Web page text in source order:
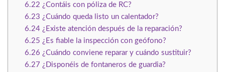
6.22 ¿Contáis con póliza de RC?
6.23 ¿Cuándo queda listo un calentador?
6.24¿Existe atención después de la reparación?
6.25 ¿Es fiable la inspección con geófono?
6.26 ¿Cuándo conviene reparar y cuándo sustituir?
6.27 ¿Disponéis de fontaneros de guardia?